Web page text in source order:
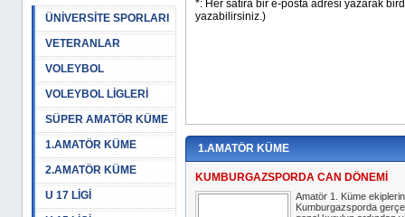
ÜNİVERSİTE SPORLARI
VETERANLAR
VOLEYBOL
VOLEYBOL LİGLERİ
SÜPER AMATÖR KÜME
1.AMATÖR KÜME
2.AMATÖR KÜME
U 17 LİGİ
1.AMATÖR KÜME
KUMBURGAZSPORDA CAN DÖNEMİ
Amatör 1. Küme
Kumburgazsporda